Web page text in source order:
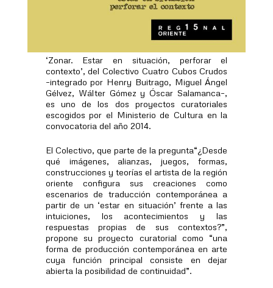
‘Zonar. Estar en situación, perforar el
contexto’, del Colectivo Cuatro Cubos Crudos
–integrado por Henry Buitrago, Miguel Ángel
Gélvez, Wálter Gómez y Óscar Salamanca–,
es uno de los dos proyectos curatoriales
escogidos por el Ministerio de Cultura en la
convocatoria del año 2014.
El Colectivo, que parte de la pregunta“¿Desde
qué imágenes, alianzas, juegos, formas,
construcciones y teorías el artista de la región
oriente configura sus creaciones como
escenarios de traducción contemporánea a
partir de un ‘estar en situación’ frente a las
intuiciones, los acontecimientos y las
respuestas propias de sus contextos?”,
propone su proyecto curatorial como “una
forma de producción contemporánea en arte
cuya función principal consiste en dejar
abierta la posibilidad de continuidad”.